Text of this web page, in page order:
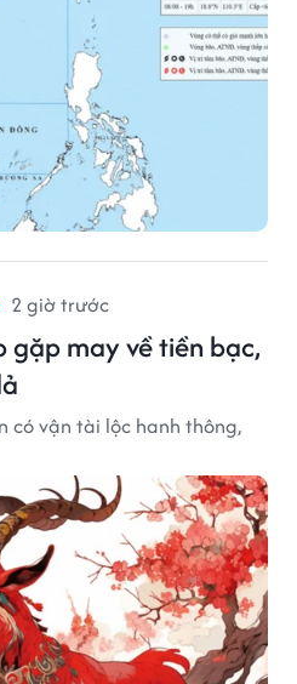
2 giờ trước
gặp may về tiền bạc,
có vận tài lộc hanh thông,